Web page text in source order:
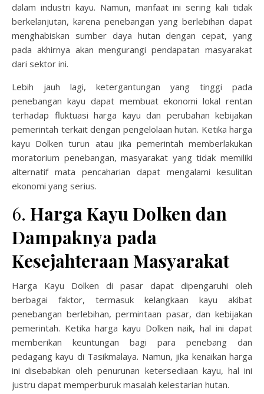
dalam industri kayu. Namun, manfaat ini sering kali tidak
berkelanjutan, karena penebangan yang berlebihan dapat
menghabiskan sumber daya hutan dengan cepat, yang
pada akhirnya akan mengurangi pendapatan masyarakat
dari sektor ini.
Lebih jauh lagi, ketergantungan yang tinggi pada
penebangan kayu dapat membuat ekonomi lokal rentan
terhadap fluktuasi harga kayu dan perubahan kebijakan
pemerintah terkait dengan pengelolaan hutan. Ketika harga
kayu Dolken turun atau jika pemerintah memberlakukan
moratorium penebangan, masyarakat yang tidak memiliki
alternatif mata pencaharian dapat mengalami kesulitan
ekonomi yang serius.
6. Harga Kayu Dolken dan
Dampaknya pada
Kesejahteraan Masyarakat
Harga Kayu Dolken di pasar dapat dipengaruhi oleh
berbagai faktor, termasuk kelangkaan kayu akibat
penebangan berlebihan, permintaan pasar, dan kebijakan
pemerintah. Ketika harga kayu Dolken naik, hal ini dapat
memberikan keuntungan bagi para penebang dan
pedagang kayu di Tasikmalaya. Namun, jika kenaikan harga
ini disebabkan oleh penurunan ketersediaan kayu, hal ini
justru dapat memperburuk masalah kelestarian hutan.